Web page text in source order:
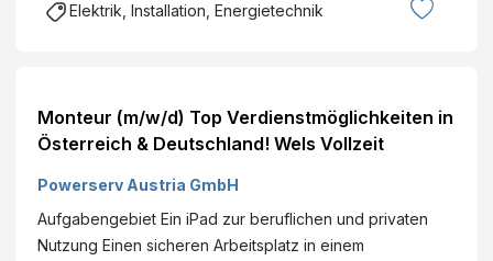
Elektrik, Installation, Energietechnik
Monteur (m/w/d) Top Verdienstmöglichkeiten in
Österreich & Deutschland! Wels Vollzeit
Powerserv Austria GmbH
Aufgabengebiet Ein iPad zur beruflichen und privaten
Nutzung Einen sicheren Arbeitsplatz in einem